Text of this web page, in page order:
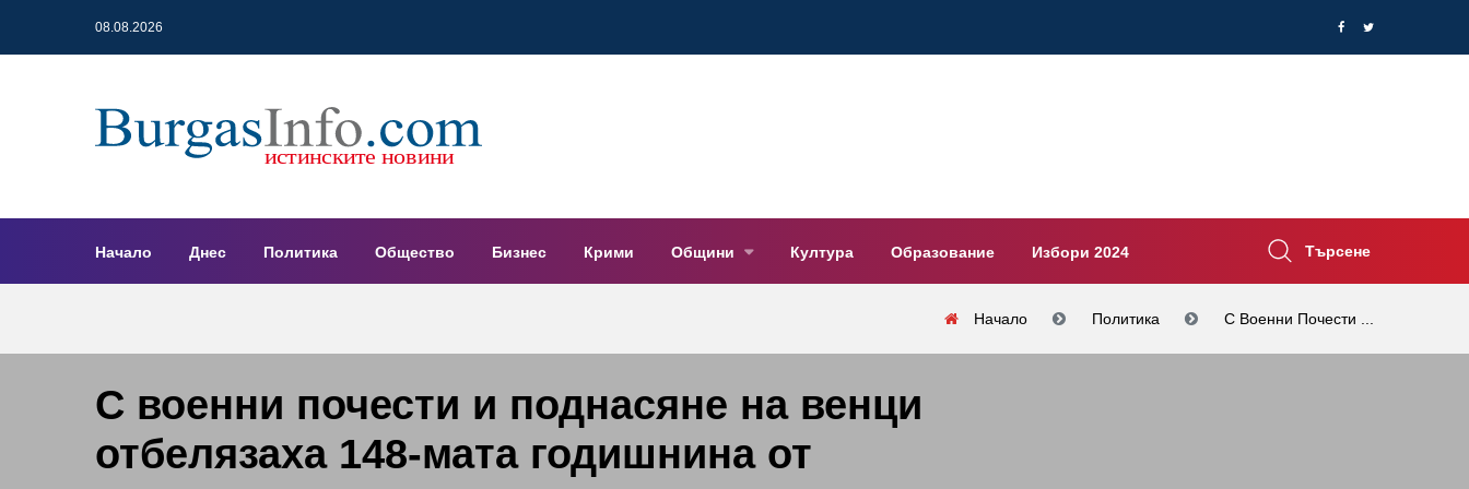
08.08.2026
Начало Днес Политика Общество Бизнес Крими Общини Култура Образование Избори 2024 Търсене
Начало Политика С Военни Почести ...
С военни почести и поднасяне на венци
отбелязаха 148-мата годишнина от